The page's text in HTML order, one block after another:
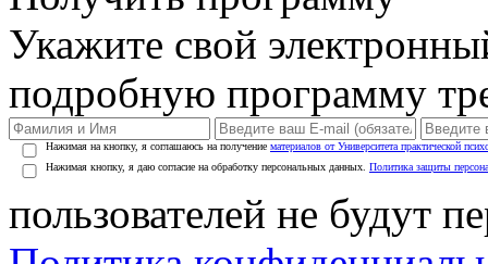
Укажите свой
подробную программу
Нажимая на кнопку, я соглашаюсь на получение материалов от Университета практической
Нажимая кнопку, я даю согласие на обработку персональных данных. Политика защиты
пользователей не будут